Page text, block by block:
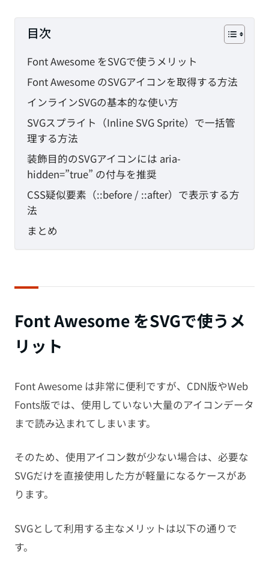
HTML CSS
WordPress
PC設定
メール設定
目次
Font Awesome をSVGで使うメリット
Font Awesome のSVGアイコンを取得する方法
インラインSVGの基本的な使い方
SVGスプライト（Inline SVG Sprite）で一括管
理する方法
装飾目的のSVGアイコンには aria-
hidden=”true” の付与を推奨
CSS疑似要素（::before / ::after）で表示する方
法
まとめ
Font Awesome をSVGで使うメ
リット
Font Awesome は非常に便利ですが、CDN版やWeb
Fonts版では、使用していない大量のアイコンデータ
まで読み込まれてしまいます。
そのため、使用アイコン数が少ない場合は、必要な
SVGだけを直接使用した方が軽量になるケースがあ
ります。
SVGとして利用する主なメリットは以下の通りで
す。